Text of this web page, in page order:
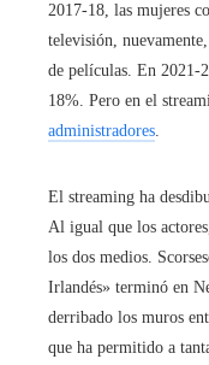
2017-18, las mujeres
televisión,
de películas. En 2021-
18%. Pero en el
administradores.
El streaming ha
Al igual que los
los dos medios.
Irlandés» terminó en
derribado los muros
que ha permitido a